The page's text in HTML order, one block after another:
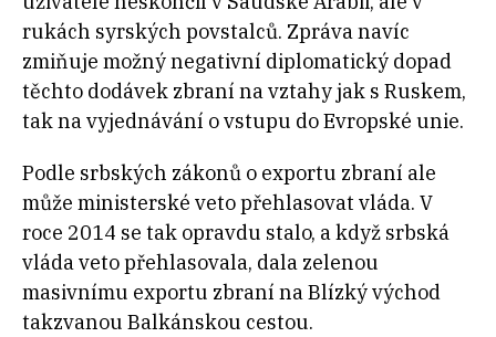
rukách syrských povstalců. Zpráva navíc
zmiňuje možný negativní diplomatický dopad
těchto dodávek zbraní na vztahy jak s Ruskem,
tak na vyjednávání o vstupu do Evropské unie.
Podle srbských zákonů o exportu zbraní ale
může ministerské veto přehlasovat vláda. V
roce 2014 se tak opravdu stalo, a když srbská
vláda veto přehlasovala, dala zelenou
masivnímu exportu zbraní na Blízký východ
takzvanou Balkánskou cestou.